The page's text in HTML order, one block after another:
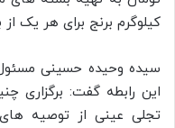
کیلوگرم برنج برای هر یک
سیده وحیده حسینی مسئول
این رابطه گفت: برگزاری
تجلی عینی از توصیه